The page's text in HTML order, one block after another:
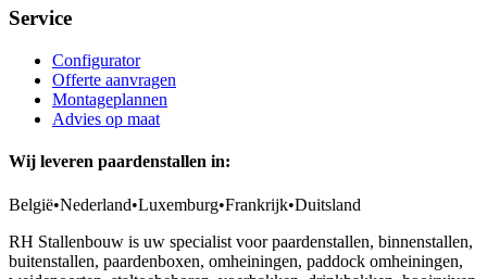
Service
Configurator
Offerte aanvragen
Montageplannen
Advies op maat
Wij leveren paardenstallen in:
België•Nederland•Luxemburg•Frankrijk•Duitsland
RH Stallenbouw is uw specialist voor paardenstallen, binnenstallen,
buitenstallen, paardenboxen, omheiningen, paddock omheiningen,